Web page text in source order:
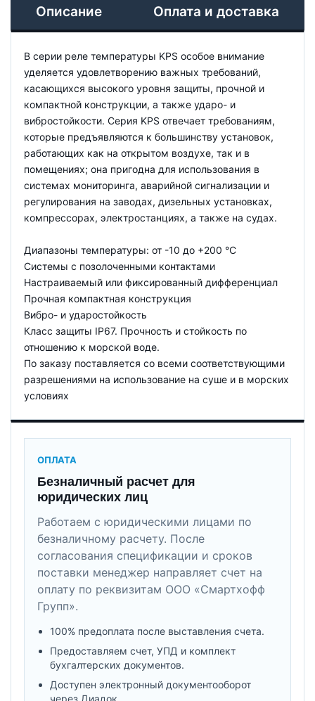
Описание Оплата и доставка
В серии реле температуры KPS особое внимание
уделяется удовлетворению важных требований,
касающихся высокого уровня защиты, прочной и
компактной конструкции, а также ударо- и
вибростойкости. Серия KPS отвечает требованиям,
которые предъявляются к большинству установок,
работающих как на открытом воздухе, так и в
помещениях; она пригодна для использования в
системах мониторинга, аварийной сигнализации и
регулирования на заводах, дизельных установках,
компрессорах, электростанциях, а также на судах.
Диапазоны температуры: от -10 до +200 °С
Системы с позолоченными контактами
Настраиваемый или фиксированный дифференциал
Прочная компактная конструкция
Вибро- и ударостойкость
Класс защиты IP67. Прочность и стойкость по
отношению к морской воде.
По заказу поставляется со всеми соответствующими
разрешениями на использование на суше и в морских
условиях
ОПЛАТА
Безналичный расчет для
юридических лиц
Работаем с юридическими лицами по
безналичному расчету. После
согласования спецификации и сроков
поставки менеджер направляет счет на
оплату по реквизитам ООО «Смартхофф
Групп».
100% предоплата после выставления счета.
Предоставляем счет, УПД и комплект
бухгалтерских документов.
Доступен электронный документооборот
через Диадок.